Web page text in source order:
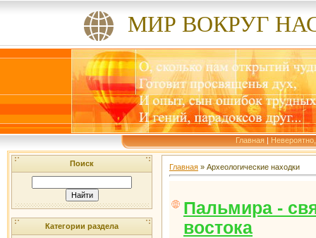
МИР ВОКРУГ
Главная |
Поиск
Категории раздела
Главная » Археологические находки
Пальмира -
востока